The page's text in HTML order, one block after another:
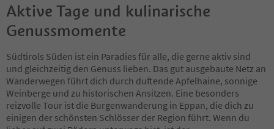
Aktive Tage und kulinarische
Genussmomente
Südtirols Süden ist ein Paradies für alle, die gerne aktiv sind
und gleichzeitig den Genuss lieben. Das gut ausgebaute Netz an
Wanderwegen führt dich durch duftende Apfelhaine, sonnige
Weinberge und zu historischen Ansitzen. Eine besonders
reizvolle Tour ist die Burgenwanderung in Eppan, die dich zu
einigen der schönsten Schlösser der Region führt. Wenn du